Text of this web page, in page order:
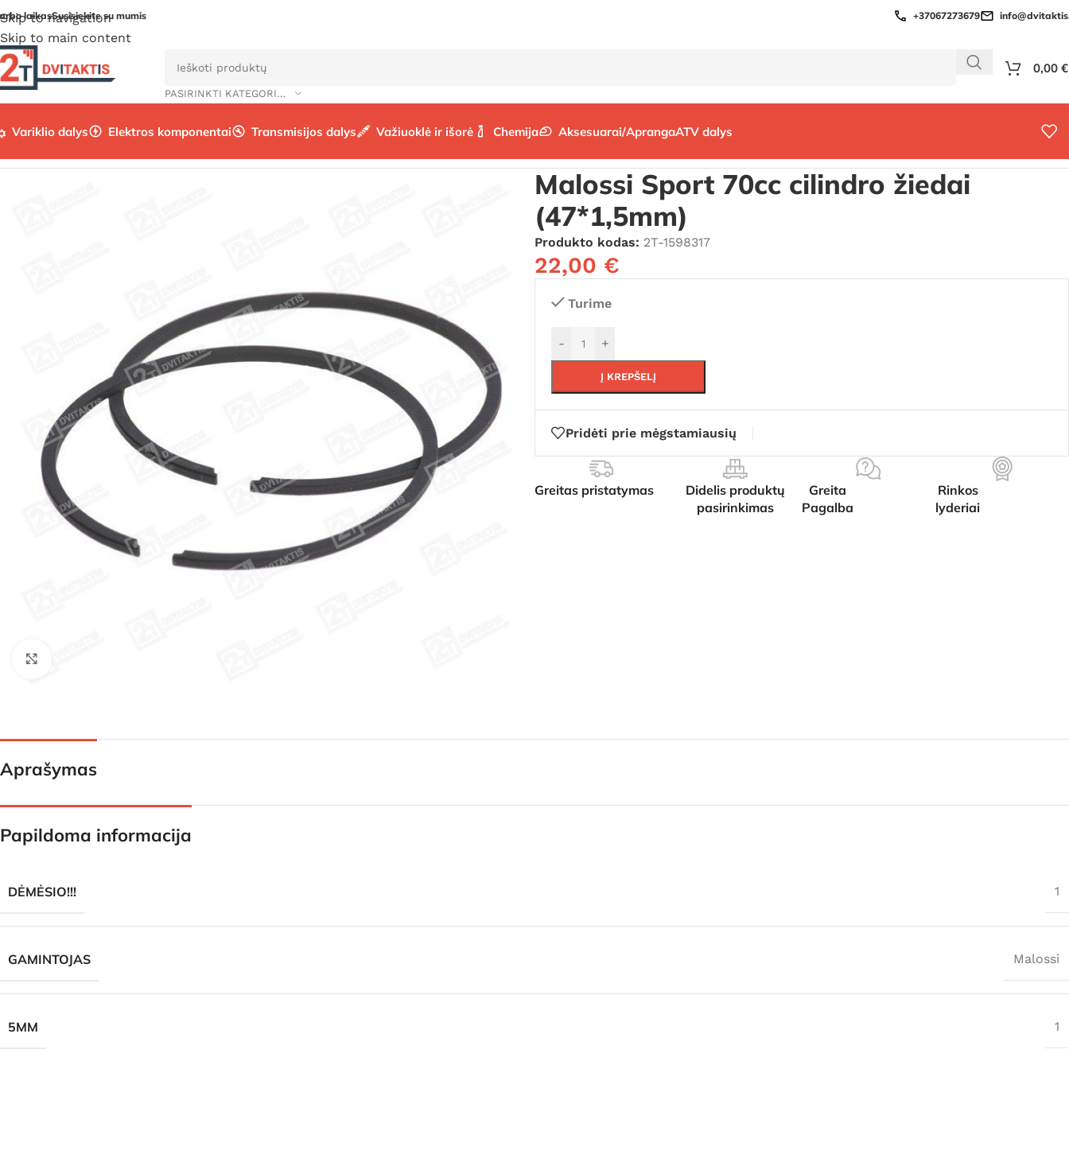
Skip to navigation
Skip to main content
laikasSusisiekite su mumis +37067273679
PASIRINKTI KATEGORIJĄ
0,00 €
Variklio dalys Elektros komponentai Transmisijos dalys Važiuoklė ir išorė Chemija Aksesuarai/AprangaATV dalys
Malossi Sport 70cc cilindro žiedai
(47*1,5mm)
Produkto kodas: 2T-1598317
22,00 €
Turime
- +
Į KREPŠELĮ
Pridėti prie mėgstamiausių
Greitas pristatymas
Didelis produktų
pasirinkimas
Greita
Pagalba
Rinkos
lyderiai
Aprašymas
Papildoma informacija
DĖMĖSIO!!! 1
GAMINTOJAS Malossi
5MM 1